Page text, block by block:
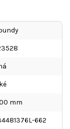
mm
662